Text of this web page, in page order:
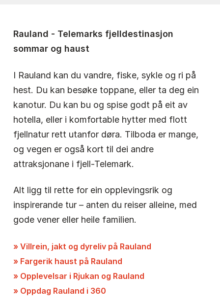
Rauland - Telemarks fjelldestinasjon
sommar og haust
I Rauland kan du vandre, fiske, sykle og ri på
hest. Du kan besøke toppane, eller ta deg ein
kanotur. Du kan bu og spise godt på eit av
hotella, eller i komfortable hytter med flott
fjellnatur rett utanfor døra. Tilboda er mange,
og vegen er også kort til dei andre
attraksjonane i fjell-Telemark.
Alt ligg til rette for ein opplevingsrik og
inspirerande tur – anten du reiser alleine, med
gode vener eller heile familien.
» Villrein, jakt og dyreliv på Rauland
» Fargerik haust på Rauland
» Opplevelsar i Rjukan og Rauland
» Oppdag Rauland i 360